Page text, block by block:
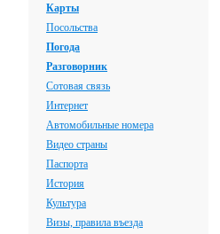
Карты
Посольства
Погода
Разговорник
Сотовая связь
Интернет
Автомобильные номера
Видео страны
Паспорта
История
Культура
Визы, правила въезда